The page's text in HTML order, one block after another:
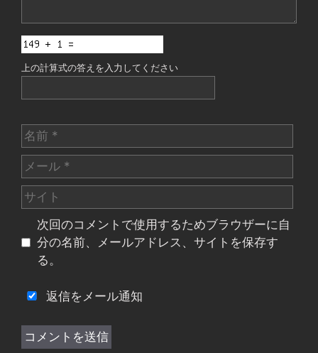
上の計算式の答えを入力してください
名
前
メ
ー
ル
サ
イ
次回のコメントで使用するためブラウザーに自
分の名前、メールアドレス、サイトを保存す
る。
返信をメール通知